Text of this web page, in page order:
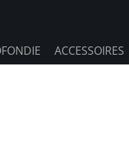
ACCESSOIRES